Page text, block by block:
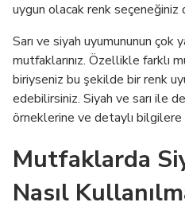
uygun olacak renk seçeneğiniz
Sarı ve siyah uyumununun çok
mutfaklarınız. Özellikle farklı
biriyseniz bu şekilde bir renk
edebilirsiniz. Siyah ve sarı ile
örneklerine ve detaylı bilgilere
Mutfaklarda
Nasıl